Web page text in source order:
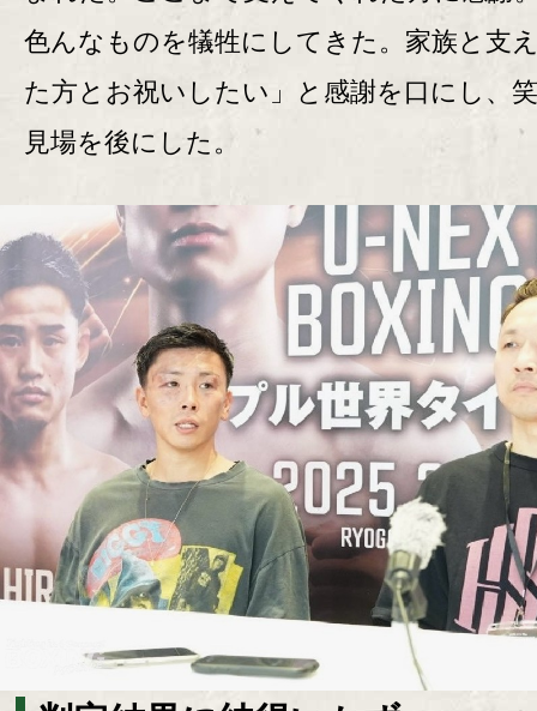
色んなものを犠牲にしてきた。家族と支
た方とお祝いしたい」と感謝を口にし、
見場を後にした。